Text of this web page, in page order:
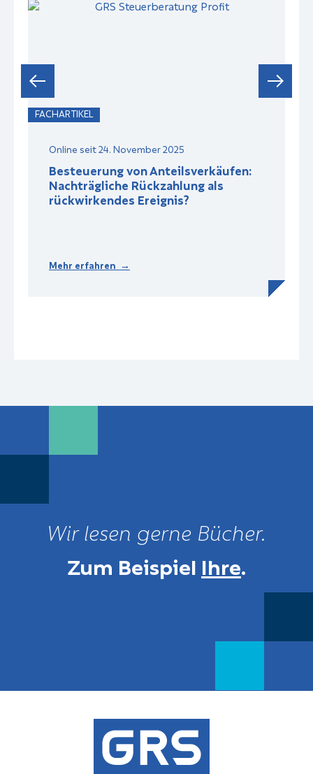
FACHARTIKEL
Online seit 24. November 2025
Besteuerung von Anteilsverkäufen:
Nachträgliche Rückzahlung als
rückwirkendes Ereignis?
Mehr erfahren →
Wir lesen gerne Bücher.
Zum Beispiel Ihre.